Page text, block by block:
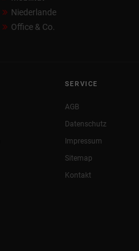
Niederlande
Office & Co.
SERVICE
AGB
Datenschutz
Impressum
Sitemap
Kontakt